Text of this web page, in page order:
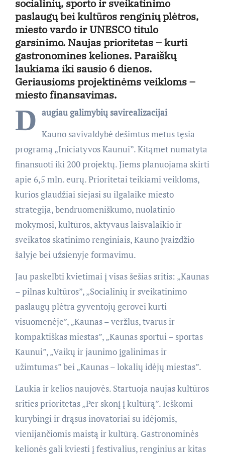
socialinių, sporto ir sveikatinimo
paslaugų bei kultūros renginių plėtros,
miesto vardo ir UNESCO titulo
garsinimo. Naujas prioritetas – kurti
gastronomines keliones. Paraiškų
laukiama iki sausio 6 dienos.
Geriausioms projektinėms veikloms –
miesto finansavimas.
D augiau galimybių savirealizacijai
Kauno savivaldybė dešimtus metus tęsia
programą „Iniciatyvos Kaunui”. Kitąmet numatyta
finansuoti iki 200 projektų. Jiems planuojama skirti
apie 6,5 mln. eurų. Prioritetai teikiami veikloms,
kurios glaudžiai siejasi su ilgalaike miesto
strategija, bendruomeniškumo, nuolatinio
mokymosi, kultūros, aktyvaus laisvalaikio ir
sveikatos skatinimo renginiais, Kauno įvaizdžio
šalyje bei užsienyje formavimu.
Jau paskelbti kvietimai į visas šešias sritis: „Kaunas
– pilnas kultūros”, „Socialinių ir sveikatinimo
paslaugų plėtra gyventojų gerovei kurti
visuomenėje”, „Kaunas – veržlus, tvarus ir
kompaktiškas miestas”, „Kaunas sportui – sportas
Kaunui”, „Vaikų ir jaunimo įgalinimas ir
užimtumas” bei „Kaunas – lokalių idėjų miestas”.
Laukia ir kelios naujovės. Startuoja naujas kultūros
srities prioritetas „Per skonį į kultūrą”. Ieškomi
kūrybingi ir drąsūs inovatoriai su idėjomis,
vienijančiomis maistą ir kultūrą. Gastronominės
kelionės gali kviesti į festivalius, renginius ar kitas